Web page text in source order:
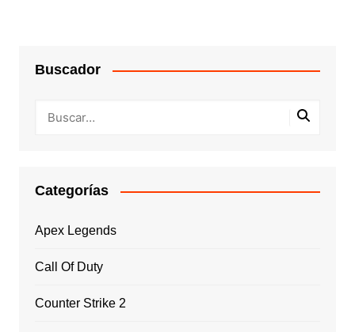
Buscador
Categorías
Apex Legends
Call Of Duty
Counter Strike 2